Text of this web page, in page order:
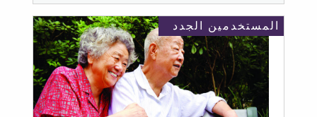
المستخدمين الجدد